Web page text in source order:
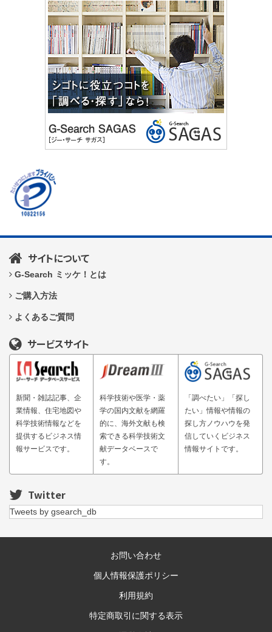
サイトについて
G-Search ミッケ！とは
ご購入方法
よくあるご質問
サービスサイト
新聞・雑誌記事、企
業情報、住宅地図や
科学技術情報などを
提供するビジネス情
報サービスです。
科学技術や医学・薬
学の国内文献を網羅
的に、海外文献も検
索できる科学技術文
献データベースで
す。
「調べたい」「探し
たい」情報や情報の
探し方ノウハウを発
信していくビジネス
情報サイトです。
Twitter
Tweets by gsearch_db
お問い合わせ
個人情報保護ポリシー
利用規約
特定商取引に関する表示